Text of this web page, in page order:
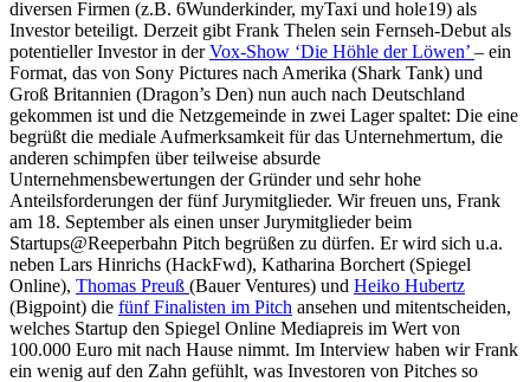
diversen Firmen (z.B. 6Wunderkinder, myTaxi und hole19) als
Investor beteiligt. Derzeit gibt Frank Thelen sein Fernseh-Debut als
potentieller Investor in derVox-Show ‘Die Höhle der Löwen’ – ein
Format, das von Sony Pictures nach Amerika (Shark Tank) und
Groß Britannien (Dragon’s Den) nun auch nach Deutschland
gekommen ist und die Netzgemeinde in zwei Lager spaltet: Die eine
begrüßt die mediale Aufmerksamkeit für das Unternehmertum, die
anderen schimpfen über teilweise absurde
Unternehmensbewertungen der Gründer und sehr hohe
Anteilsforderungen der fünf Jurymitglieder. Wir freuen uns, Frank
am 18. September als einen unser Jurymitglieder beim
Startups@Reeperbahn Pitch begrüßen zu dürfen. Er wird sich u.a.
neben Lars Hinrichs (HackFwd), Katharina Borchert (Spiegel
Online), Thomas Preuß (Bauer Ventures) und Heiko Hubertz
(Bigpoint) die fünf Finalisten im Pitch ansehen und mitentscheiden,
welches Startup den Spiegel Online Mediapreis im Wert von
100.000 Euro mit nach Hause nimmt. Im Interview haben wir Frank
ein wenig auf den Zahn gefühlt, was Investoren von Pitches so